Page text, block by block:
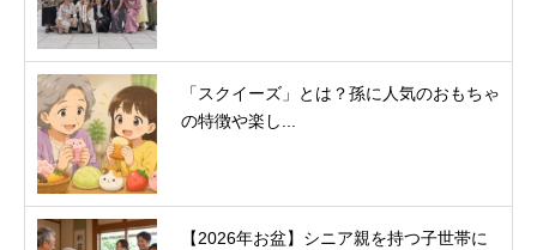
「スクイーズ」とは？孫に人気のおもちゃ
の特徴や楽し...
【2026年お盆】シニア親を持つ子世帯に